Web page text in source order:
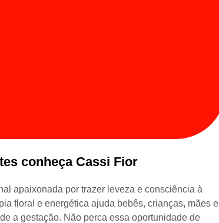
conheça Cassi Fior
apaixonada por trazer leveza e consciência à
floral e energética ajuda bebês, crianças, mães e
a gestação. Não perca essa oportunidade de